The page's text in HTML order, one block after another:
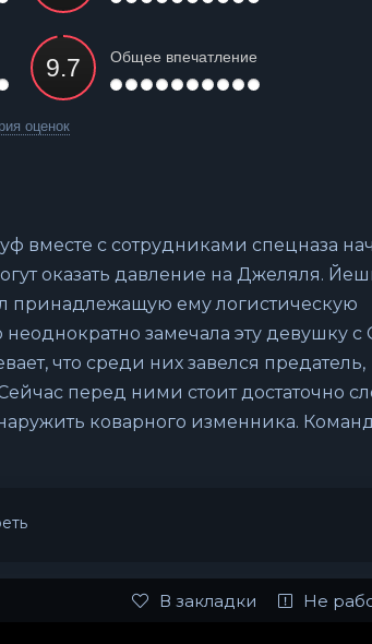
Общее впечатление
оценок
вместе с сотрудниками спецназа
оказать давление на Джеляля.
принадлежащую ему логистическую
замечала эту девушку с
что среди них завелся предатель,
перед ними стоит достаточно
коварного изменника.
В закладки Не